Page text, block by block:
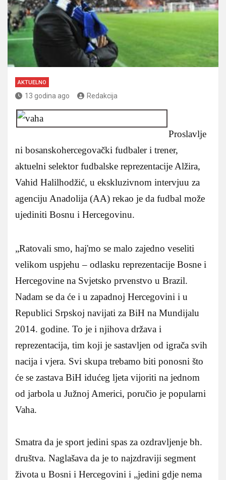
AKTUELNO
13 godina ago Redakcija
Proslavlje
ni bosanskohercegovački fudbaler i trener,
aktuelni selektor fudbalske reprezentacije Alžira,
Vahid Halilhodžić, u ekskluzivnom intervjuu za
agenciju Anadolija (AA) rekao je da fudbal može
ujediniti Bosnu i Hercegovinu.
„Ratovali smo, haj'mo se malo zajedno veseliti
velikom uspjehu – odlasku reprezentacije Bosne i
Hercegovine na Svjetsko prvenstvo u Brazil.
Nadam se da će i u zapadnoj Hercegovini i u
Republici Srpskoj navijati za BiH na Mundijalu
2014. godine. To je i njihova država i
reprezentacija, tim koji je sastavljen od igrača svih
nacija i vjera. Svi skupa trebamo biti ponosni što
će se zastava BiH idućeg ljeta vijoriti na jednom
od jarbola u Južnoj Americi, poručio je popularni
Vaha.
Smatra da je sport jedini spas za ozdravljenje bh.
društva. Naglašava da je to najzdraviji segment
života u Bosni i Hercegovini i „jedini gdje nema